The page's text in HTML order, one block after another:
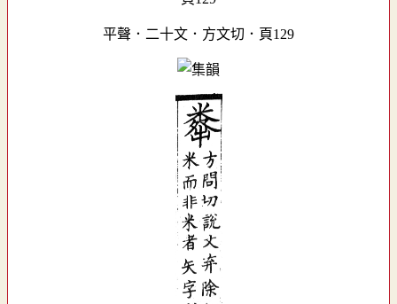
平聲．二十文．方文切．頁129